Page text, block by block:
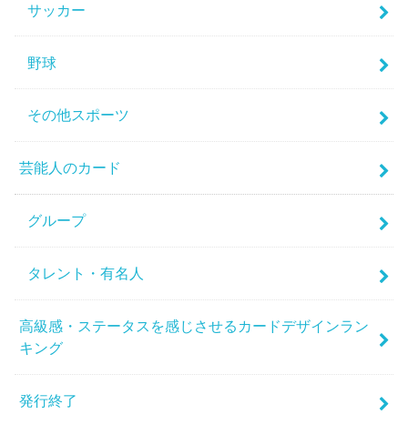
サッカー
野球
その他スポーツ
芸能人のカード
グループ
タレント・有名人
高級感・ステータスを感じさせるカードデザインラン
キング
発行終了